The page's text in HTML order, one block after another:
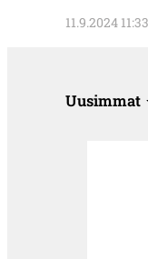
11.9.2024 11:33
Uusimmat